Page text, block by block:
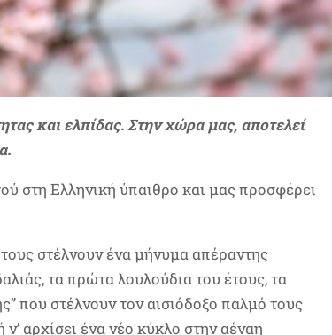
και ελπίδας. Στην χώρα μας, αποτελεί
στη Ελληνική ύπαιθρο και μας προσφέρει
στέλνουν ένα μήνυμα απέραντης
τα πρώτα λουλούδια του έτους, τα
που στέλνουν τον αισιόδοξο παλμό τους
αρχίσει ένα νέο κύκλο στην αέναη